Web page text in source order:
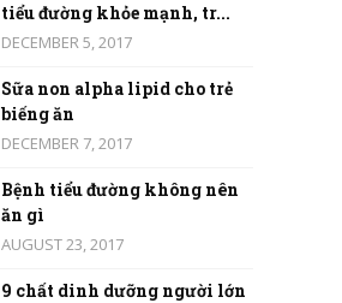
tiểu đường khỏe mạnh, tr...
DECEMBER 5, 2017
Sữa non alpha lipid cho trẻ
biếng ăn
DECEMBER 7, 2017
Bệnh tiểu đường không nên
ăn gì
AUGUST 23, 2017
9 chất dinh dưỡng người lớn